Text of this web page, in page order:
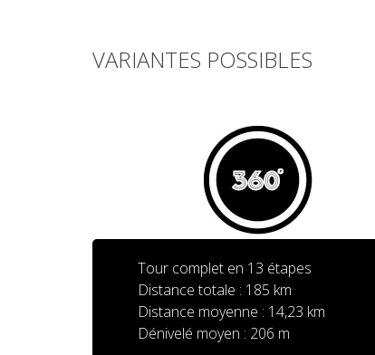
VARIANTES POSSIBLES
Tour complet en 13 étapes
Distance totale : 185 km
Distance moyenne : 14,23 km
Dénivelé moyen : 206 m